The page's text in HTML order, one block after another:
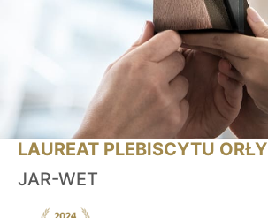
LAUREAT PLEBISCYTU ORŁY
JAR-WET